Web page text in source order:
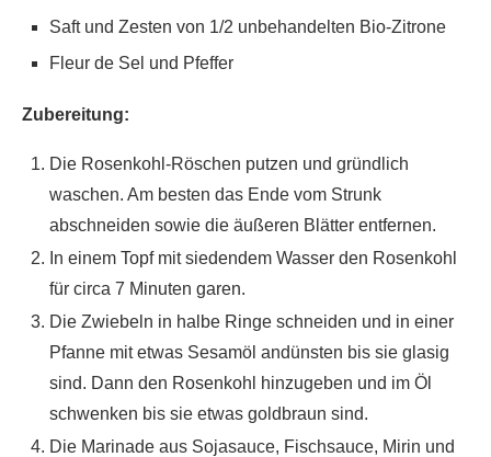
Saft und Zesten von 1/2 unbehandelten Bio-Zitrone
Fleur de Sel und Pfeffer
Zubereitung:
Die Rosenkohl-Röschen putzen und gründlich
waschen. Am besten das Ende vom Strunk
abschneiden sowie die äußeren Blätter entfernen.
In einem Topf mit siedendem Wasser den Rosenkohl
für circa 7 Minuten garen.
Die Zwiebeln in halbe Ringe schneiden und in einer
Pfanne mit etwas Sesamöl andünsten bis sie glasig
sind. Dann den Rosenkohl hinzugeben und im Öl
schwenken bis sie etwas goldbraun sind.
Die Marinade aus Sojasauce, Fischsauce, Mirin und